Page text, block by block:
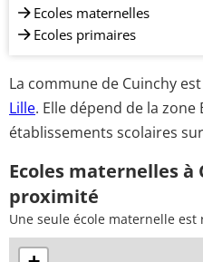
Ecoles maternelles
Ecoles primaires
La commune de Cuinchy
Lille. Elle dépend de la zone
établissements scolaires
Ecoles maternelles à
proximité
Une seule école maternelle est